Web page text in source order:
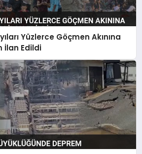
Yüzlerce Göçmen Akınına
İlan Edildi